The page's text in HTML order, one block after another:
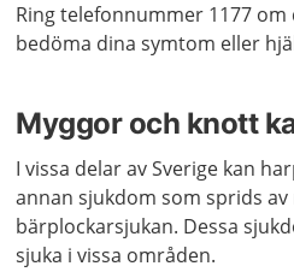
Ring telefonnummer 1177
bedöma dina symtom eller
Myggor och knott
I vissa delar av Sverige kan
annan sjukdom som sprids
bärplockarsjukan. Dessa
sjuka i vissa områden.